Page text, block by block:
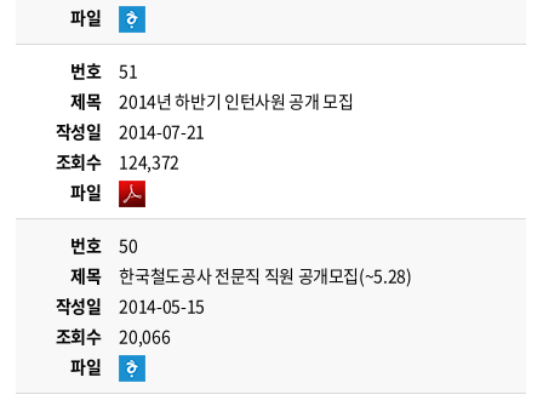
파일
번호
51
제목
2014년 하반기 인턴사원 공개 모집
작성일
2014-07-21
조회수
124,372
파일
번호
50
제목
한국철도공사 전문직 직원 공개모집(~5.28)
작성일
2014-05-15
조회수
20,066
파일